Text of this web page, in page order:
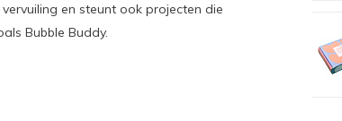
en steunt ook projecten die
Bubble Buddy.